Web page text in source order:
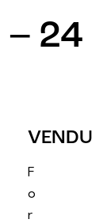
24
VENDU
F
o
r